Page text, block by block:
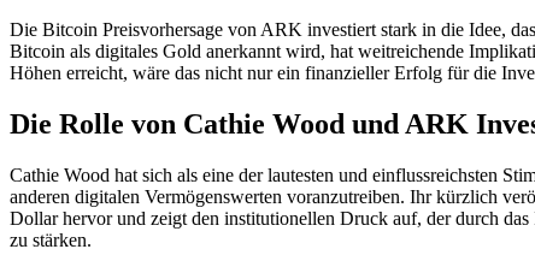
Die Bitcoin Preisvorhersage von ARK investiert stark in die Idee,
Bitcoin als digitales Gold anerkannt wird, hat weitreichende
Höhen erreicht, wäre das nicht nur ein finanzieller Erfolg für die
Die Rolle von Cathie Wood und ARK
Cathie Wood hat sich als eine der lautesten und einflussreichsten
anderen digitalen Vermögenswerten voranzutreiben. Ihr kürzlich
Dollar hervor und zeigt den institutionellen Druck auf, der durch
zu stärken.